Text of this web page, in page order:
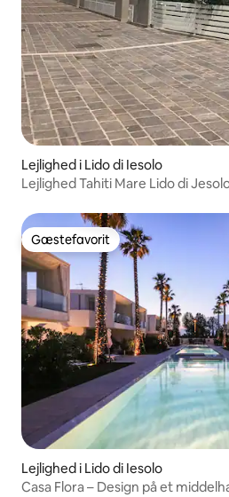
Lejlighed i Lido di Iesolo
Lejlighed Tahiti Mare Lido di
Gæstefavorit
Gæstefavorit
Lejlighed i Lido di Iesolo
Casa Flora – Design på et